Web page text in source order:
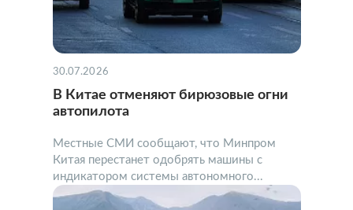
30.07.2026
В Китае отменяют бирюзовые огни
автопилота
Местные СМИ сообщают, что Минпром
Китая перестанет одобрять машины с
индикатором системы автономного...